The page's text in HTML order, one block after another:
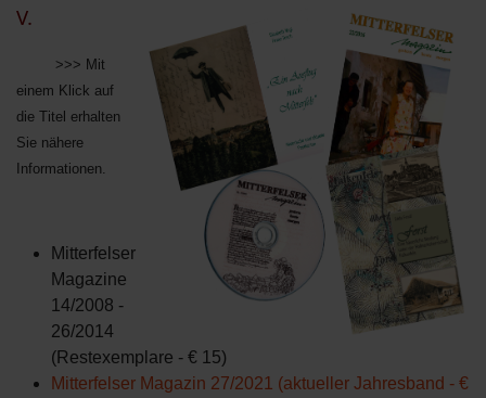
V.
>>> Mit
einem Klick auf
die Titel erhalten
Sie nähere
Informationen.
Mitterfelser
Magazine
14/2008 -
26/2014
(Restexemplare - € 15)
Mitterfelser Magazin 27/2021 (aktueller Jahresband - €